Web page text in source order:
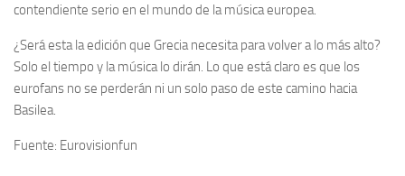
contendiente serio en el mundo de la música europea.
¿Será esta la edición que Grecia necesita para volver a lo más alto?
Solo el tiempo y la música lo dirán. Lo que está claro es que los
eurofans no se perderán ni un solo paso de este camino hacia
Basilea.
Fuente: Eurovisionfun